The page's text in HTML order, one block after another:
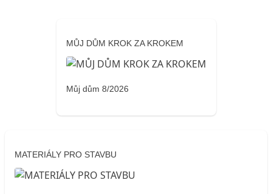
MŮJ DŮM KROK ZA KROKEM
Můj dům 8/2026
MATERIÁLY PRO STAVBU